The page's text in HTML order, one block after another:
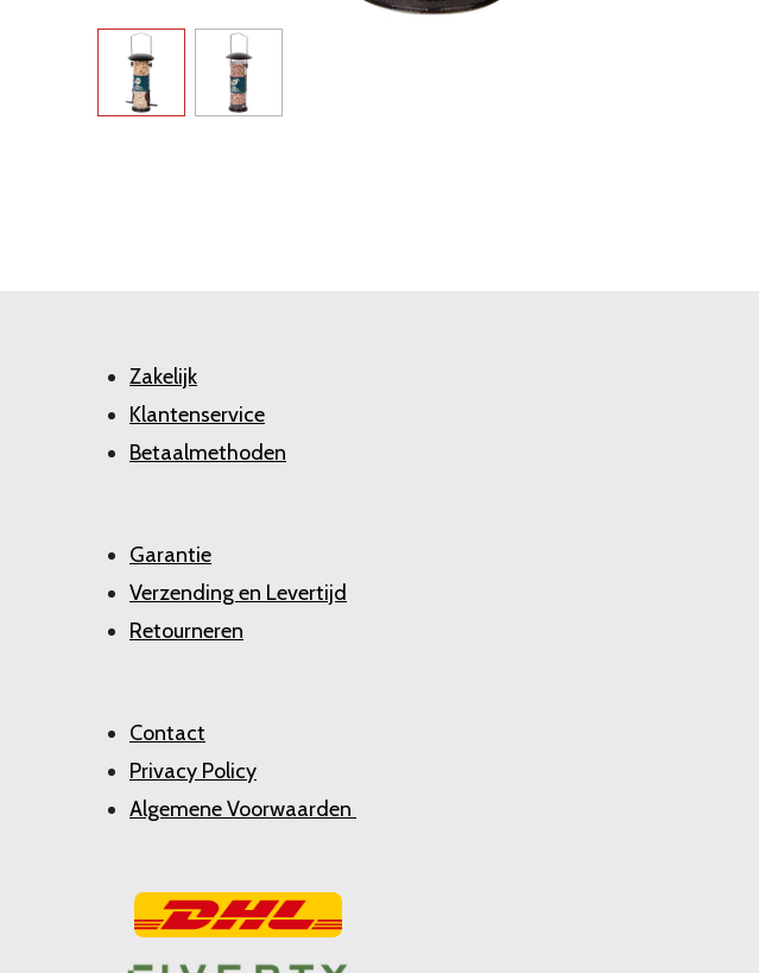
Zakelijk
Klantenservice
Betaalmethoden
Garantie
Verzending en Levertijd
Retourneren
Contact
Privacy Policy
Algemene Voorwaarden